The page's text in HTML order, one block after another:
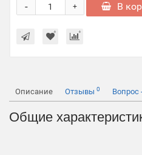
+
- В
Описание Отзывы 0 Вопрос
Общие